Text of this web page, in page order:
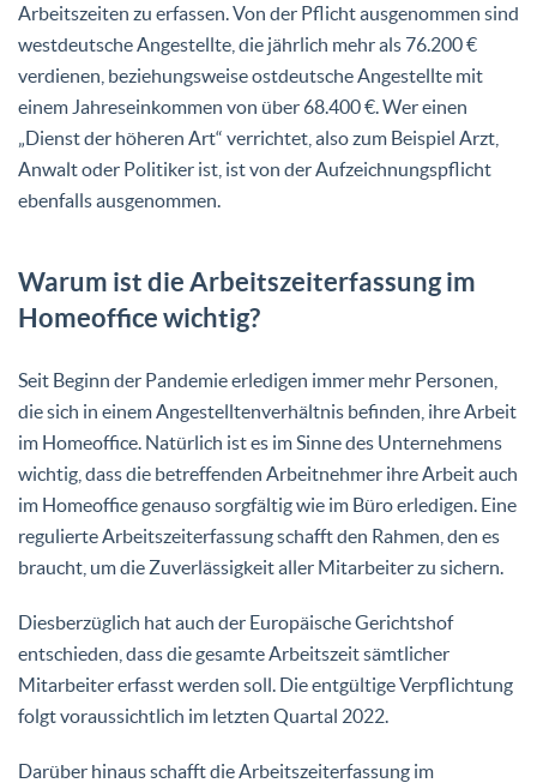
Arbeitszeiten zu erfassen. Von der Pflicht ausgenommen sind
westdeutsche Angestellte, die jährlich mehr als 76.200 €
verdienen, beziehungsweise ostdeutsche Angestellte mit
einem Jahreseinkommen von über 68.400 €. Wer einen
„Dienst der höheren Art“ verrichtet, also zum Beispiel Arzt,
Anwalt oder Politiker ist, ist von der Aufzeichnungspflicht
ebenfalls ausgenommen.
Warum ist die Arbeitszeiterfassung im
Homeoffice wichtig?
Seit Beginn der Pandemie erledigen immer mehr Personen,
die sich in einem Angestelltenverhältnis befinden, ihre Arbeit
im Homeoffice. Natürlich ist es im Sinne des Unternehmens
wichtig, dass die betreffenden Arbeitnehmer ihre Arbeit auch
im Homeoffice genauso sorgfältig wie im Büro erledigen. Eine
regulierte Arbeitszeiterfassung schafft den Rahmen, den es
braucht, um die Zuverlässigkeit aller Mitarbeiter zu sichern.
Diesberzüglich hat auch der Europäische Gerichtshof
entschieden, dass die gesamte Arbeitszeit sämtlicher
Mitarbeiter erfasst werden soll. Die entgültige Verpflichtung
folgt voraussichtlich im letzten Quartal 2022.
Darüber hinaus schafft die Arbeitszeiterfassung im